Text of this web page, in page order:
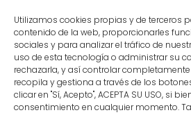
Utilizamos cookies propias y de terceros
contenido de la web, proporcionarles
sociales y para analizar el tráfico de
uso de esta tecnología o administrar su
rechazarla, y así controlar
recopila y gestiona a través de los
clicar en "Sí, Acepto", ACEPTA SU USO, si
consentimiento en cualquier momento.
CONTACTO
MENÚ PRINCIPAL